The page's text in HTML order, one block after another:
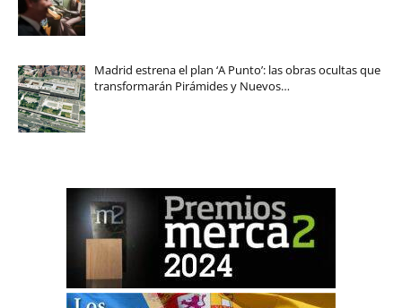
Madrid estrena el plan ‘A Punto’: las obras ocultas que
transformarán Pirámides y Nuevos…